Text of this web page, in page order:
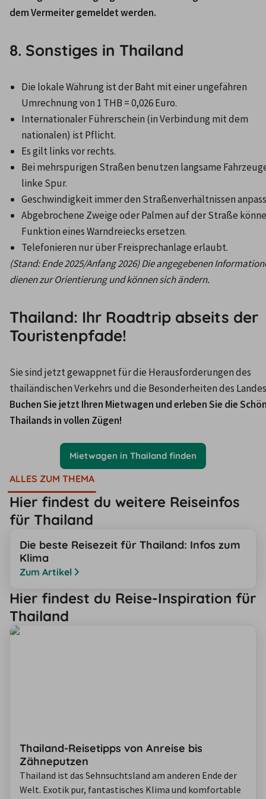
dem Vermeiter gemeldet werden.
8. Sonstiges in Thailand
Die lokale Währung ist der Baht mit einer ungefähren
Umrechnung von 1 THB = 0,026 Euro.
Internationaler Führerschein (in Verbindung mit dem
nationalen) ist Pflicht.
Es gilt links vor rechts.
Bei mehrspurigen Straßen benutzen langsame
linke Spur.
Geschwindigkeit immer den Straßenverhältnissen
Abgebrochene Zweige oder Palmen auf der Straße
Funktion eines Warndreiecks ersetzen.
Telefonieren nur über Freisprechanlage erlaubt.
(Stand: Ende 2025/Anfang 2026) Die angegebenen
dienen zur Orientierung und können sich ändern.
Thailand: Ihr Roadtrip abseits der
Touristenpfade!
Sie sind jetzt gewappnet für die Herausforderungen des
Buchen Sie jetzt Ihren Mietwagen und erleben Sie die
Thailands in vollen Zügen!
Mietwagen in Thailand finden
ALLES ZUM THEMA
Hier findest du weitere Reiseinfos
für Thailand
Die beste Reisezeit für Thailand: Infos zum
Klima
Zum Artikel
Hier findest du Reise-Inspiration für
Thailand
Thailand-Reisetipps von Anreise bis
Zähneputzen
Thailand ist das Sehnsuchtsland am anderen Ende der
Welt. Exotik pur, fantastisches Klima und komfortable